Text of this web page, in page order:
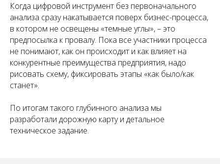
Когда цифровой инструмент без первоначального
анализа сразу накатывается поверх бизнес-процесса,
в котором не освещены «темные углы», – это
предпосылка к провалу. Пока все участники процесса
не понимают, как он происходит и как влияет на
конкурентные преимущества предприятия, надо
рисовать схему, фиксировать этапы «как было/как
станет».
По итогам такого глубинного анализа мы
разработали дорожную карту и детальное
техническое задание.